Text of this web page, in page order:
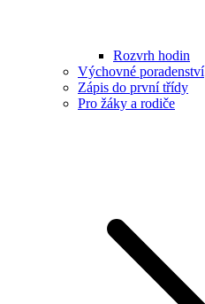
Rozvrh hodin
Výchovné poradenství
Zápis do první třídy
Pro žáky a rodiče